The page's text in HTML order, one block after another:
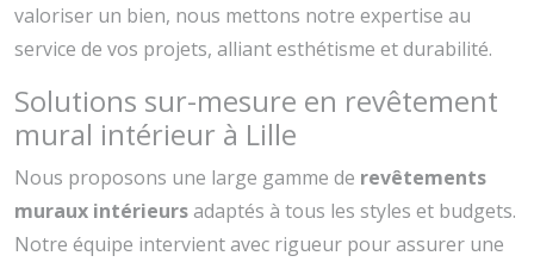
valoriser un bien, nous mettons notre expertise au
service de vos projets, alliant esthétisme et durabilité.
Solutions sur-mesure en revêtement
mural intérieur à Lille
Nous proposons une large gamme de revêtements
muraux intérieursadaptés à tous les styles et budgets.
Notre équipe intervient avec rigueur pour assurer une